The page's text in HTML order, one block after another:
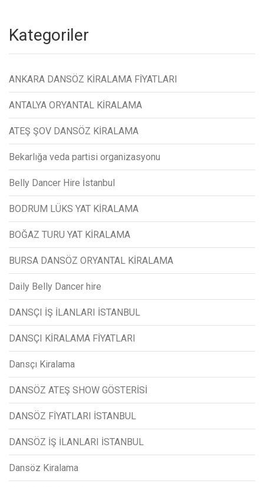
Kategoriler
ANKARA DANSÖZ KİRALAMA FİYATLARI
ANTALYA ORYANTAL KİRALAMA
ATEŞ ŞOV DANSÖZ KİRALAMA
Bekarlığa veda partisi organizasyonu
Belly Dancer Hire İstanbul
BODRUM LÜKS YAT KİRALAMA
BOĞAZ TURU YAT KİRALAMA
BURSA DANSÖZ ORYANTAL KİRALAMA
Daily Belly Dancer hire
DANSÇI İŞ İLANLARI İSTANBUL
DANSÇI KİRALAMA FİYATLARI
Dansçı Kiralama
DANSÖZ ATEŞ SHOW GÖSTERİSİ
DANSÖZ FİYATLARI İSTANBUL
DANSÖZ İŞ İLANLARI İSTANBUL
Dansöz Kiralama